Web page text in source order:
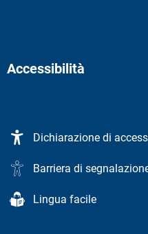
Accessibilità
Dichiarazione di
Barriera di
Lingua facile